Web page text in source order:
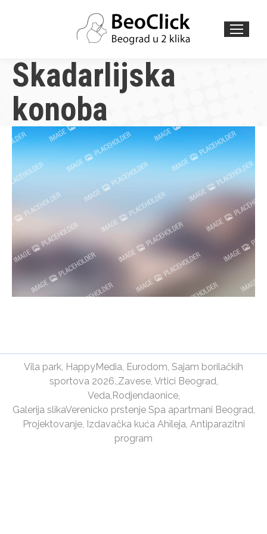
Skadarlijska
konoba
Vila park HappyMedia Eurodom Sajam borilačkih
sportova 2026. Zavese, Vrtici Beograd
Veda Rodjendaonice,
Galerija slikaVerenicko prstenje Spa apartmani Beograd
Projektovanje, Izdavačka kuća Ahileja Antiparazitni
program